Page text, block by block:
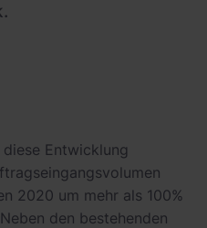
Entwicklung
2020 um mehr als 100%
den bestehenden